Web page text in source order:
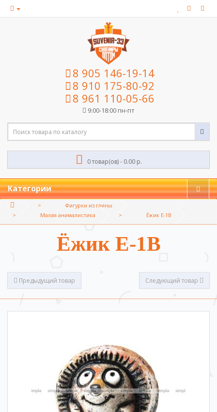
8 905 146-19-14
8 910 175-80-92
8 961 110-05-66
9:00-18:00 пн-пт
0 товар(ов) - 0.00 р.
Категории
Фигурки из глины
Малая анималистика
Ёжик Е-1В
Ёжик Е-1В
Предыдущий товар Следующий товар